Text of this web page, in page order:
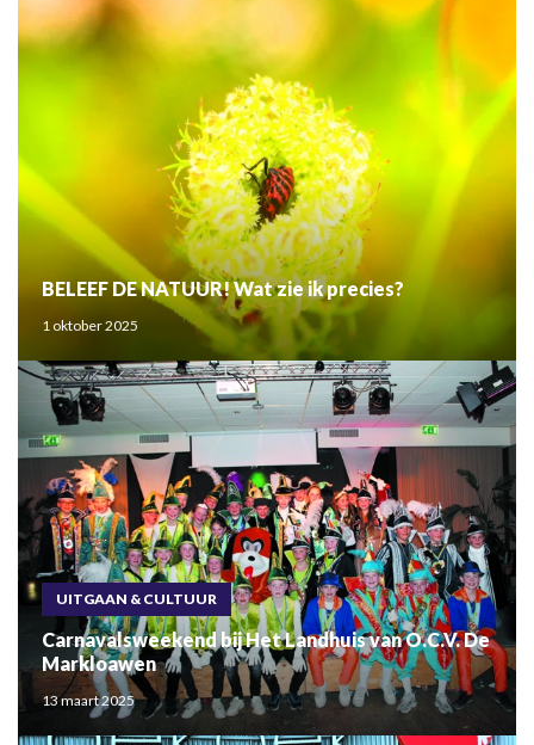
BELEEF DE NATUUR! Wat zie ik precies?
1 oktober 2025
UITGAAN & CULTUUR
Carnavalsweekend bij Het Landhuis van O.C.V. De
Markloawen
13 maart 2025